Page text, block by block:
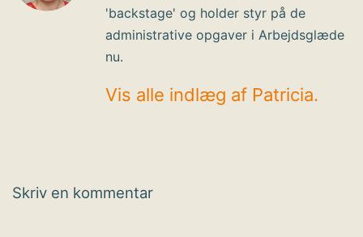
'backstage' og holder styr på de
administrative opgaver i Arbejdsglæde
nu.
Vis alle indlæg af Patricia.
Skriv en kommentar